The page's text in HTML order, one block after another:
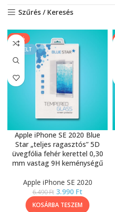
Szűrés / Keresés
-39%
KIEMELT
Apple iPhone SE 2020 Blue
Star „teljes ragasztós” 5D
üvegfólia fehér kerettel 0,30
mm vastag 9H keménységű
Apple iPhone SE 2020
6.490Ft 3.990 Ft
KOSÁRBA TESZEM